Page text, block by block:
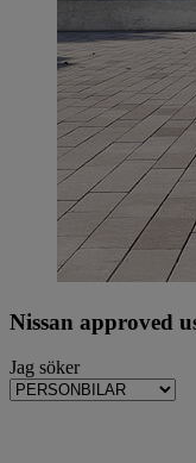
Nissan approved
Jag söker